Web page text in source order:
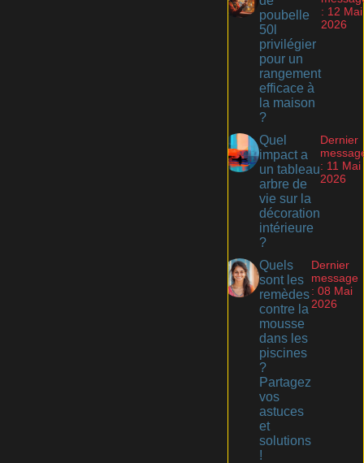
poubelle
50l
privilégier
pour un
rangement
efficace à
la maison
?
: 12 Mai
2026
Quel
impact a
un tableau
arbre de
vie sur la
décoration
intérieure
?
Dernier
: 11 Mai
2026
Quels
sont les
remèdes
contre la
mousse
dans les
piscines
?
Partagez
vos
astuces
et
solutions
!
Dernier
message
: 08 Mai
2026